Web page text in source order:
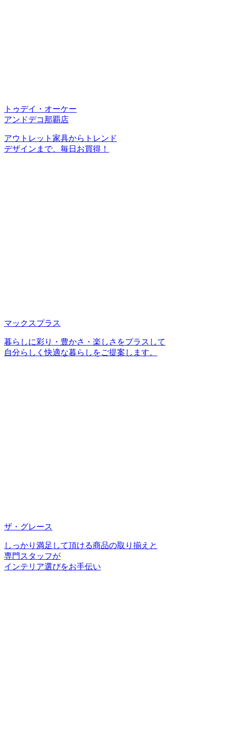
トゥデイ・オーケー
アンドデコ那覇店
アウトレット家具からトレンド
デザインまで、毎日お買得！
マックスプラス
暮らしに彩り・豊かさ・楽しさをプラスして
自分らしく快適な暮らしをご提案します。
ザ・グレース
しっかり満足して頂ける商品の取り揃えと
専門スタッフが
インテリア選びをお手伝い